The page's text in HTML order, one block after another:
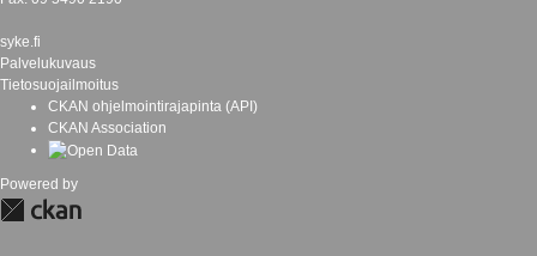
syke.fi
Palvelukuvaus
Tietosuojailmoitus
CKAN ohjelmointirajapinta (API)
CKAN Association
Powered by